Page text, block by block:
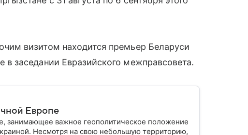
визитом находится премьер Беларуси
заседании Евразийского межправсовета.
Европе
занимающее важное геополитическое положение
Несмотря на свою небольшую территорию,